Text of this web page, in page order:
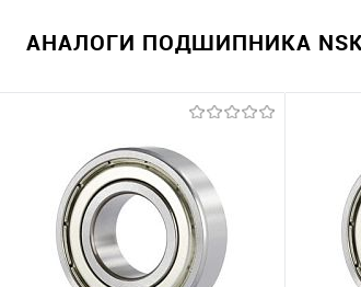
АНАЛОГИ ПОДШИПНИКА NSK